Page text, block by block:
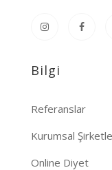
Bilgi
Referanslar
Kurumsal
Online Diyet